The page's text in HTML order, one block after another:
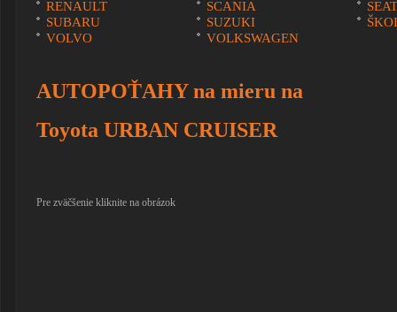
RENAULT
SCANIA
SEAT
SUBARU
SUZUKI
VOLVO
VOLKSWAGEN
AUTOPOŤAHY na mieru na
Toyota URBAN CRUISER
Pre zväčšenie kliknite na obrázok